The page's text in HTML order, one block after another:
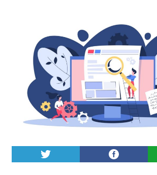
ダウンロード
会員登録
ログイン